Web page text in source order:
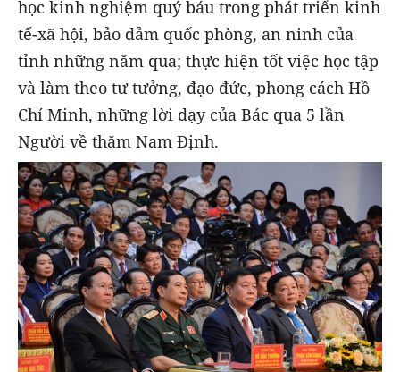
học kinh nghiệm quý báu trong phát triển kinh
tế-xã hội, bảo đảm quốc phòng, an ninh của
tỉnh những năm qua; thực hiện tốt việc học tập
và làm theo tư tưởng, đạo đức, phong cách Hồ
Chí Minh, những lời dạy của Bác qua 5 lần
Người về thăm Nam Định.